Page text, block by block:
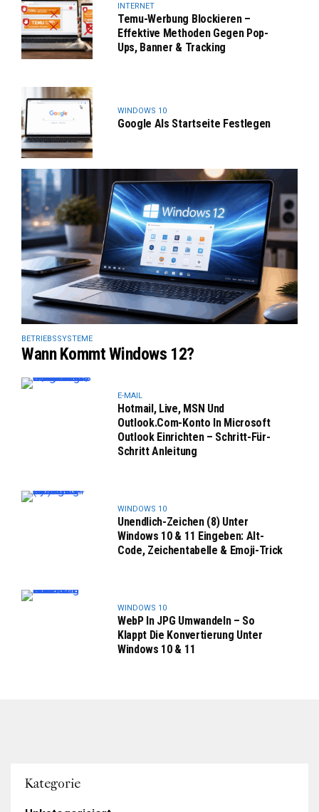
INTERNET
Temu-Werbung Blockieren –
Effektive Methoden Gegen Pop-
Ups, Banner & Tracking
WINDOWS 10
Google Als Startseite Festlegen
BETRIEBSSYSTEME
Wann Kommt Windows 12?
E-MAIL
Hotmail, Live, MSN Und
Outlook.com-Konto In Microsoft
Outlook Einrichten – Schritt-Für-
Schritt Anleitung
WINDOWS 10
Unendlich-Zeichen (8) Unter
Windows 10 & 11 Eingeben: Alt-
Code, Zeichentabelle & Emoji-Trick
WINDOWS 10
WebP In JPG Umwandeln – So
Klappt Die Konvertierung Unter
Windows 10 & 11
Kategorie